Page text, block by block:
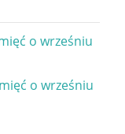
o wrześniu
o wrześniu